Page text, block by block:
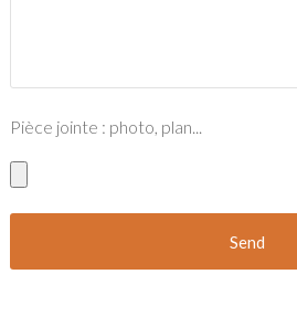
Pièce jointe : photo, plan...